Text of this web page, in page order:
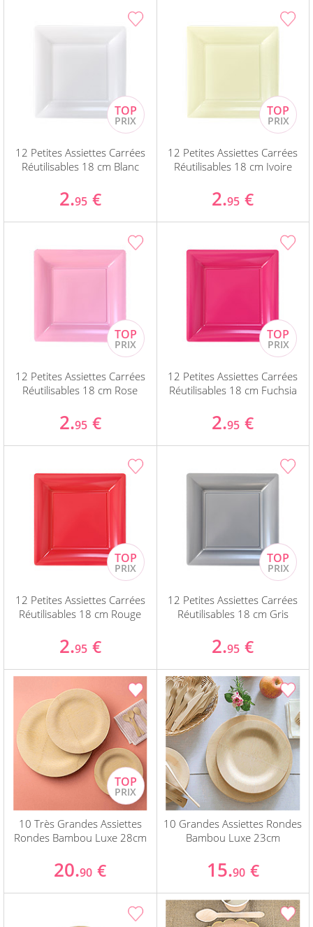
12 Petites Assiettes Carrées
Réutilisables 18 cm Blanc
2.95 €
12 Petites Assiettes Carrées
Réutilisables 18 cm Ivoire
2.95 €
12 Petites Assiettes Carrées
Réutilisables 18 cm Rose
2.95 €
12 Petites Assiettes Carrées
Réutilisables 18 cm Fuchsia
2.95 €
12 Petites Assiettes Carrées
Réutilisables 18 cm Rouge
2.95 €
12 Petites Assiettes Carrées
Réutilisables 18 cm Gris
2.95 €
10 Très Grandes Assiettes
Rondes Bambou Luxe 28cm
20.90 €
10 Grandes Assiettes Rondes
Bambou Luxe 23cm
15.90 €